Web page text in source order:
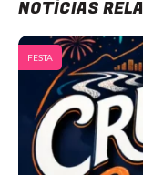
NOTÍCIAS
FESTA